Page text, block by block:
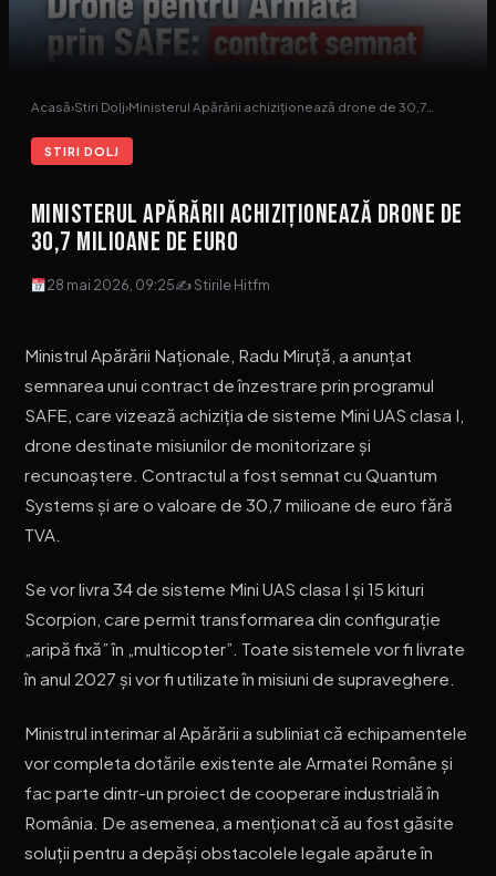
Acasă›Stiri Dolj›Ministerul Apărării achiziționează drone de 30,7…
STIRI DOLJ
Ministerul Apărării achiziționează drone de
30,7 milioane de euro
28 mai 2026, 09:25✍ Stirile Hitfm
Ministrul Apărării Naționale, Radu Miruță, a anunțat
semnarea unui contract de înzestrare prin programul
SAFE, care vizează achiziția de sisteme Mini UAS clasa I,
drone destinate misiunilor de monitorizare și
recunoaștere. Contractul a fost semnat cu Quantum
Systems și are o valoare de 30,7 milioane de euro fără
TVA.
Se vor livra 34 de sisteme Mini UAS clasa I și 15 kituri
Scorpion, care permit transformarea din configurație
„aripă fixă” în „multicopter”. Toate sistemele vor fi livrate
în anul 2027 și vor fi utilizate în misiuni de supraveghere.
Ministrul interimar al Apărării a subliniat că echipamentele
vor completa dotările existente ale Armatei Române și
fac parte dintr-un proiect de cooperare industrială în
România. De asemenea, a menționat că au fost găsite
soluții pentru a depăși obstacolele legale apărute în